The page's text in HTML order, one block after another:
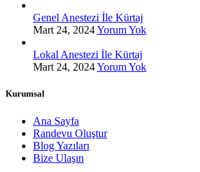
Genel Anestezi İle Kürtaj
Mart 24, 2024Yorum Yok
Lokal Anestezi İle Kürtaj
Mart 24, 2024Yorum Yok
Kurumsal
Ana Sayfa
Randevu Oluştur
Blog Yazıları
Bize Ulaşın